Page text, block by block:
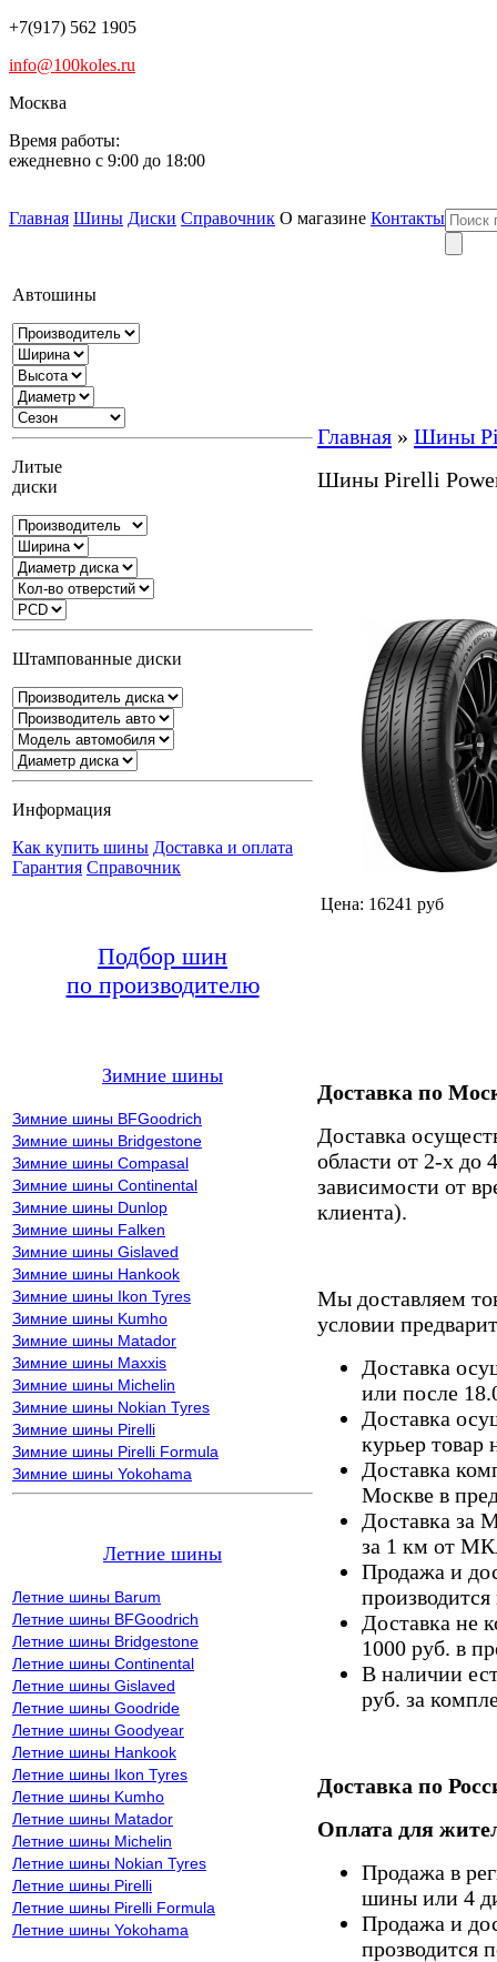
+7(917) 562 1905
info@100koles.ru
Москва
Время работы:
ежедневно с 9:00 до 18:00
Главная Шины Диски Справочник О магазине Контакты
Автошины
Литые
диски
Штампованные диски
Информация
Как купить шины Доставка и оплата
Гарантия Справочник
Подбор шин
по производителю
Зимние шины
Зимние шины BFGoodrich
Зимние шины Bridgestone
Зимние шины Compasal
Зимние шины Continental
Зимние шины Dunlop
Зимние шины Falken
Зимние шины Gislaved
Зимние шины Hankook
Зимние шины Ikon Tyres
Зимние шины Kumho
Зимние шины Matador
Зимние шины Maxxis
Зимние шины Michelin
Зимние шины Nokian Tyres
Зимние шины Pirelli
Зимние шины Pirelli Formula
Зимние шины Yokohama
Летние шины
Летние шины Barum
Летние шины BFGoodrich
Летние шины Bridgestone
Летние шины Continental
Летние шины Gislaved
Летние шины Goodride
Летние шины Goodyear
Летние шины Hankook
Летние шины Ikon Tyres
Летние шины Kumho
Летние шины Matador
Летние шины Michelin
Летние шины Nokian Tyres
Летние шины Pirelli
Летние шины Pirelli Formula
Летние шины Yokohama
Главная » Шины
Шины Pirelli
Цена: 16241 руб
Доставка по
Доставка
области от 2-х до
зависимости от
клиента).
Мы доставляем
условии
Доставка
или после
Доставка
курьер товар
Доставка
Москве в
Доставка за
за 1 км от
Продажа и
Доставка не
1000 руб. в
В наличии
руб. за
Доставка по
Оплата для
Продажа в
шины или 4
Продажа и
прозводится